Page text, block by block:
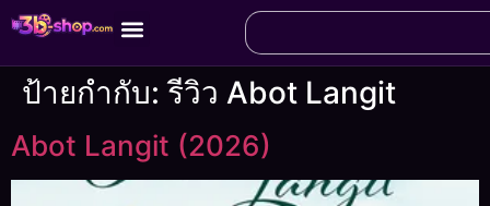
ป้ายกำกับ:รีวิว Abot Langit
Abot Langit (2026)